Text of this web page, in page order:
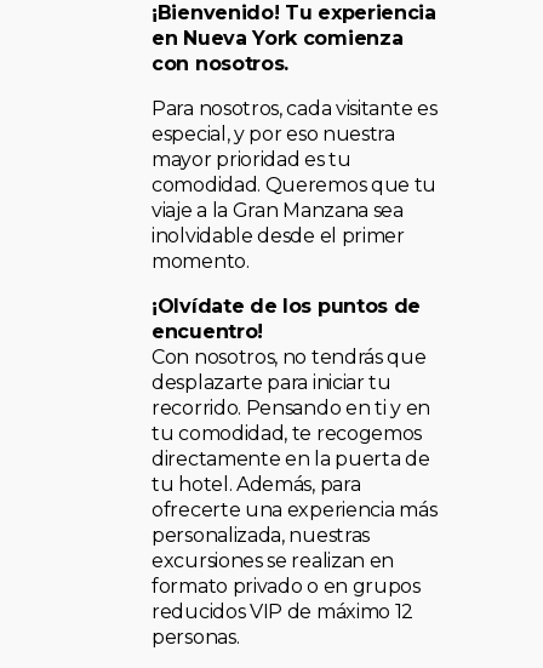
¡Bienvenido! Tu experiencia
en Nueva York comienza
con nosotros.
Para nosotros, cada visitante es
especial, y por eso nuestra
mayor prioridad es tu
comodidad. Queremos que tu
viaje a la Gran Manzana sea
inolvidable desde el primer
momento.
¡Olvídate de los puntos de
encuentro!
Con nosotros, no tendrás que
desplazarte para iniciar tu
recorrido. Pensando en ti y en
tu comodidad, te recogemos
directamente en la puerta de
tu hotel. Además, para
ofrecerte una experiencia más
personalizada, nuestras
excursiones se realizan en
formato privado o en grupos
reducidos VIP de máximo 12
personas.